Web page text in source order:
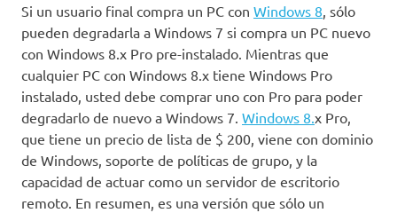
Si un usuario final compra un PC con Windows 8 , sólo
pueden degradarla a Windows 7 si compra un PC nuevo
con Windows 8.x Pro pre-instalado. Mientras que
cualquier PC con Windows 8.x tiene Windows Pro
instalado, usted debe comprar uno con Pro para poder
degradarlo de nuevo a Windows 7. Windows 8. x Pro,
que tiene un precio de lista de $ 200, viene con dominio
de Windows, soporte de políticas de grupo, y la
capacidad de actuar como un servidor de escritorio
remoto. En resumen, es una versión que sólo un